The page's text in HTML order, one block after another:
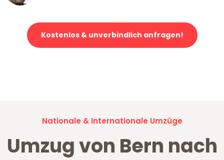
Kostenlos & unverbindlich anfragen!
Nationale & Internationale Umzüge
Umzug von Bern nach